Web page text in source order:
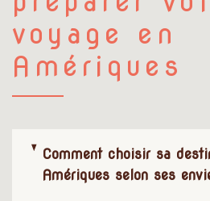
voyage en
Amériques
Comment choisir sa
Amériques selon ses